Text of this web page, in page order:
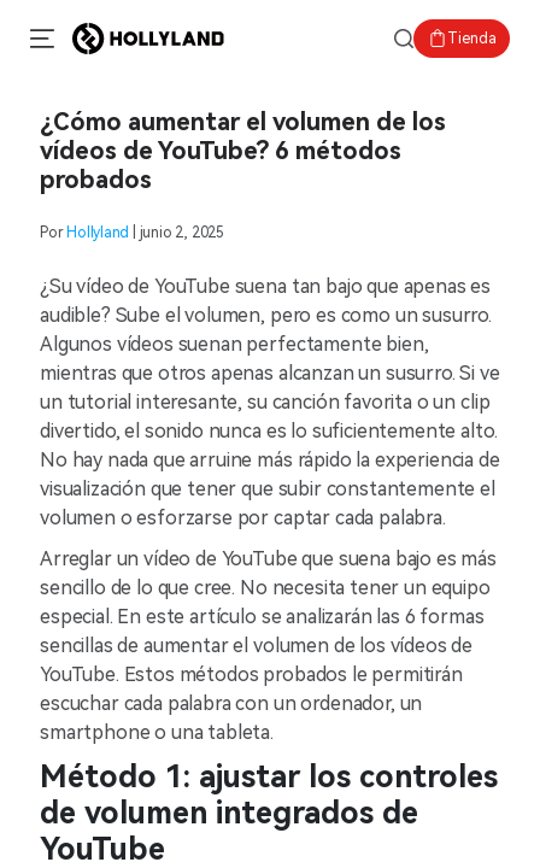
Tienda
¿Cómo aumentar el volumen de los
vídeos de YouTube? 6 métodos
probados
Por Hollyland | junio 2, 2025
¿Su vídeo de YouTube suena tan bajo que apenas es
audible? Sube el volumen, pero es como un susurro.
Algunos vídeos suenan perfectamente bien,
mientras que otros apenas alcanzan un susurro. Si ve
un tutorial interesante, su canción favorita o un clip
divertido, el sonido nunca es lo suficientemente alto.
No hay nada que arruine más rápido la experiencia de
visualización que tener que subir constantemente el
volumen o esforzarse por captar cada palabra.
Arreglar un vídeo de YouTube que suena bajo es más
sencillo de lo que cree. No necesita tener un equipo
especial. En este artículo se analizarán las 6 formas
sencillas de aumentar el volumen de los vídeos de
YouTube. Estos métodos probados le permitirán
escuchar cada palabra con un ordenador, un
smartphone o una tableta.
Método 1: ajustar los controles
de volumen integrados de
YouTube